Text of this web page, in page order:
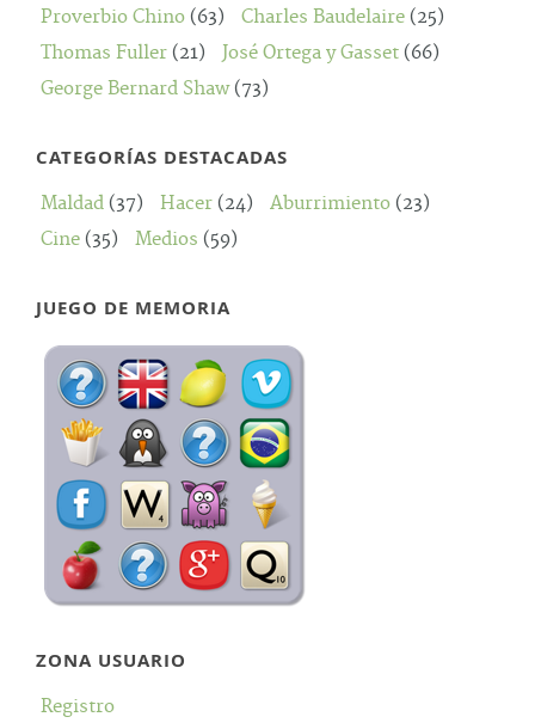
Proverbio Chino (63) Charles Baudelaire (25)
Thomas Fuller (21) José Ortega y Gasset (66)
George Bernard Shaw(73)
CATEGORÍAS DESTACADAS
Maldad (37) Hacer (24) Aburrimiento (23)
Cine (35) Medios (59)
JUEGO DE MEMORIA
ZONA USUARIO
Registro